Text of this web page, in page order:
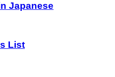
Japanese
List